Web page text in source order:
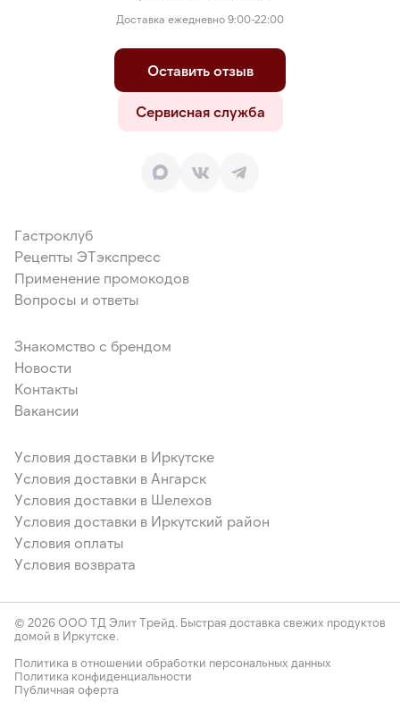
Доставка ежедневно 9:00-22:00
Оставить отзыв
Сервисная служба
Гастроклуб
Рецепты ЭТэкспресс
Применение промокодов
Вопросы и ответы
Знакомство с брендом
Новости
Контакты
Вакансии
Условия доставки в Иркутске
Условия доставки в Ангарск
Условия доставки в Шелехов
Условия доставки в Иркутский район
Условия оплаты
Условия возврата
© 2026 ООО ТД Элит Трейд. Быстрая доставка свежих продуктов
домой в Иркутске.
Политика в отношении обработки персональных данных
Политика конфиденциальности
Публичная оферта